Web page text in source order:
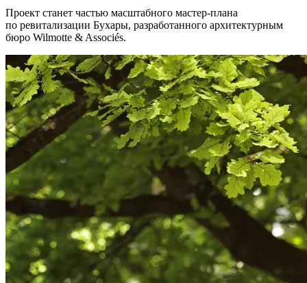
Проект станет частью масштабного мастер-плана
по ревитализации Бухары, разработанного архитектурным
бюро Wilmotte & Associés.